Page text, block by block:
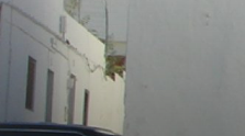
Aller
contenu
principal